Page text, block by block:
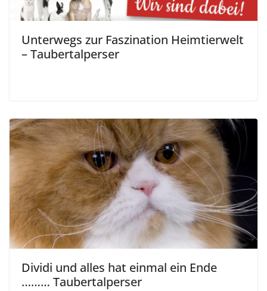
Unterwegs zur Faszination Heimtierwelt
– Taubertalperser
Dividi und alles hat einmal ein Ende
……… Taubertalperser